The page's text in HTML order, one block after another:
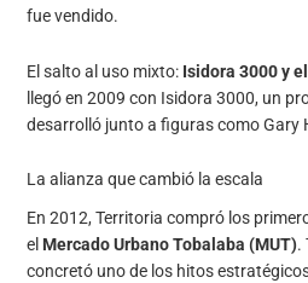
fue vendido.
El salto al uso mixto: Isidora 3000 y
llegó en 2009 con Isidora 3000, un
desarrolló junto a figuras como Gary
La alianza que cambió la escala
En 2012, Territoria compró los
el Mercado Urbano Tobalaba (MUT).
concretó uno de los hitos